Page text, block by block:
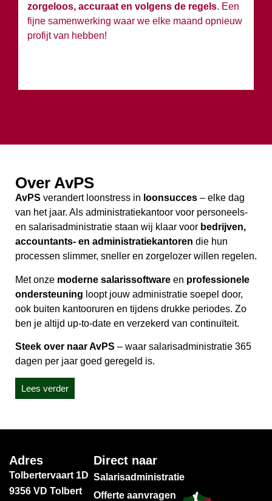
zorgeloos, accuraat en volgens de regels. Een
fijne samenwerking waar we elke maand opnieuw
profijt van hebben!
Over AvPS
AvPS verandert loonstress in loonsucces – elke dag
van het jaar. Als administratiekantoor voor personeels-
en salarisadministratie staan wij klaar voor bedrijven,
accountants- en administratiekantoren die hun
processen slimmer, sneller en zorgelozer willen regelen.
Met onze moderne salarissoftware en professionele
ondersteuning loopt jouw administratie soepel door,
ook buiten kantooruren en tijdens drukke periodes. Zo
ben je altijd up-to-date en verzekerd van continuïteit.
Steek over naar AvPS – waar salarisadministratie 365
dagen per jaar goed geregeld is.
Lees verder
Adres
Tolbertervaart 1D
9356 VD Tolbert
Direct naar
Salarisadministratie
Offerte aanvragen